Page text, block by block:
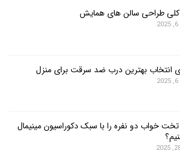
های همایش
درب ضد سرقت برای منزل
را با سبک دکوراسیون مینیمال